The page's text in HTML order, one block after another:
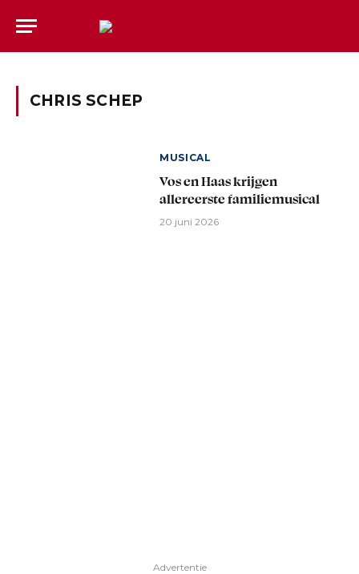
CHRIS SCHEP
MUSICAL
Vos en Haas krijgen
allereerste familiemusical
20 juni 2026
Advertentie